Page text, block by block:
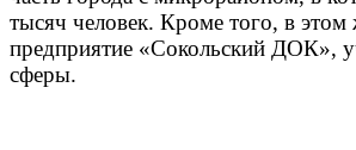
тысяч человек. Кроме того, в
предприятие «Сокольский ДОК»,
сферы.